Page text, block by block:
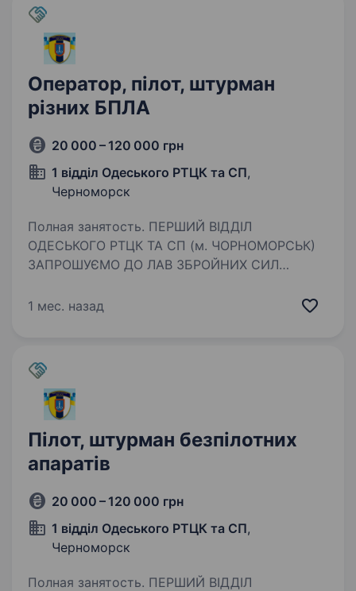
Оператор, пілот, штурман
різних БПЛА
20 000 – 120 000 грн
1 відділ Одеського РТЦК та СП,
Черноморск
Полная занятость. ПЕРШИЙ ВІДДІЛ
ОДЕСЬКОГО РТЦК ТА СП (м. ЧОРНОМОРСЬК)
ЗАПРОШУЄМО ДО ЛАВ ЗБРОЙНИХ СИЛ
пілот, штурман різних БПЛА Гарантуємо: Гідне
1 мес. назад
Пілот, штурман безпілотних
апаратів
20 000 – 120 000 грн
1 відділ Одеського РТЦК та СП,
Черноморск
Полная занятость. ПЕРШИЙ ВІДДІЛ